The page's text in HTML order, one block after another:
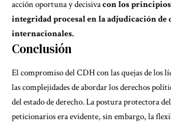
acción oportuna y decisivacon los principios
integridad procesal en la adjudicación de
internacionales.
Conclusión
El compromiso del CDH con las quejas de los
las complejidades de abordar los derechos
del estado de derecho. La postura protectora
peticionarios era evidente, sin embargo, la